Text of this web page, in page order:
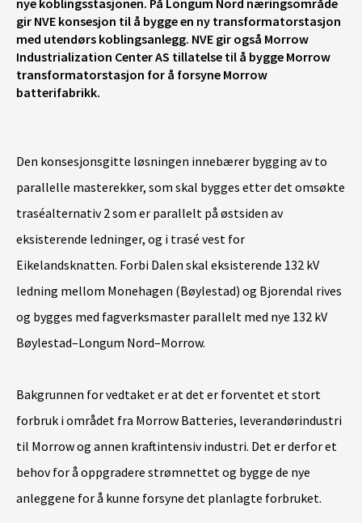
gir NVE konsesjon til å bygge en ny transformatorstasjon
med utendørs koblingsanlegg. NVE gir også Morrow
Industrialization Center AS tillatelse til å bygge Morrow
transformatorstasjon for å forsyne Morrow
batterifabrikk.
Den konsesjonsgitte løsningen innebærer bygging av to
parallelle masterekker, som skal bygges etter det omsøkte
traséalternativ 2 som er parallelt på østsiden av
eksisterende ledninger, og i trasé vest for
Eikelandsknatten. Forbi Dalen skal eksisterende 132 kV
ledning mellom Monehagen (Bøylestad) og Bjorendal rives
og bygges med fagverksmaster parallelt med nye 132 kV
Bøylestad–Longum Nord–Morrow.
Bakgrunnen for vedtaket er at det er forventet et stort
forbruk i området fra Morrow Batteries, leverandørindustri
til Morrow og annen kraftintensiv industri. Det er derfor et
behov for å oppgradere strømnettet og bygge de nye
anleggene for å kunne forsyne det planlagte forbruket.